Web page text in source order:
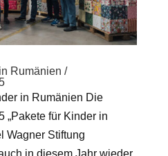
Rumänien /
in Rumänien Die
„Pakete für Kinder in
Wagner Stiftung
in diesem Jahr wieder